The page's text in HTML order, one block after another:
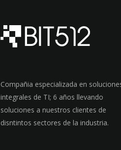
Compañia especializada en
integrales de TI; 6 años llevando
soluciones a nuestros clientes de
disntintos sectores de la industria.